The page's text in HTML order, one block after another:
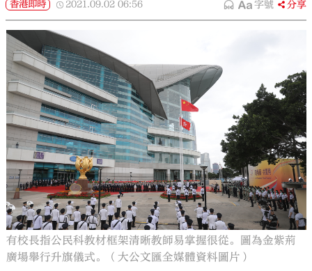
香港即時 2021.09.02 06:56 字號 分享
有校長指公民科教材框架清晰教師易掌握很從。圖為金紫荊
廣場舉行升旗儀式。（大公文匯全媒體資料圖片）